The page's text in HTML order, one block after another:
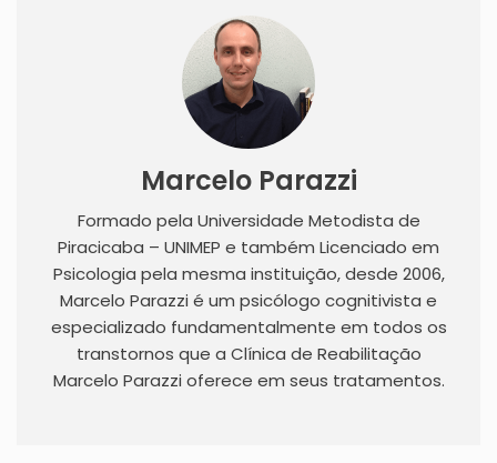
Marcelo Parazzi
Formado pela Universidade Metodista de
Piracicaba – UNIMEP e também Licenciado em
Psicologia pela mesma instituição, desde 2006,
Marcelo Parazzi é um psicólogo cognitivista e
especializado fundamentalmente em todos os
transtornos que a Clínica de Reabilitação
Marcelo Parazzi oferece em seus tratamentos.